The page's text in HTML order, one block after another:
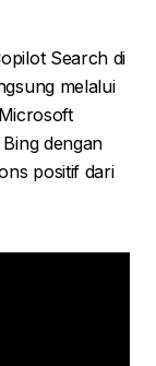
Search di
melalui
dengan
positif dari